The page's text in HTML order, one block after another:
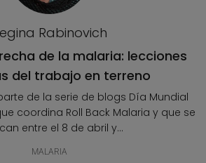
Rabinovich
de la malaria: lecciones
del trabajo en terreno
de la serie de blogs Día Mundial
coordina Roll Back Malaria y que se
entre el 8 de abril y...
MALARIA